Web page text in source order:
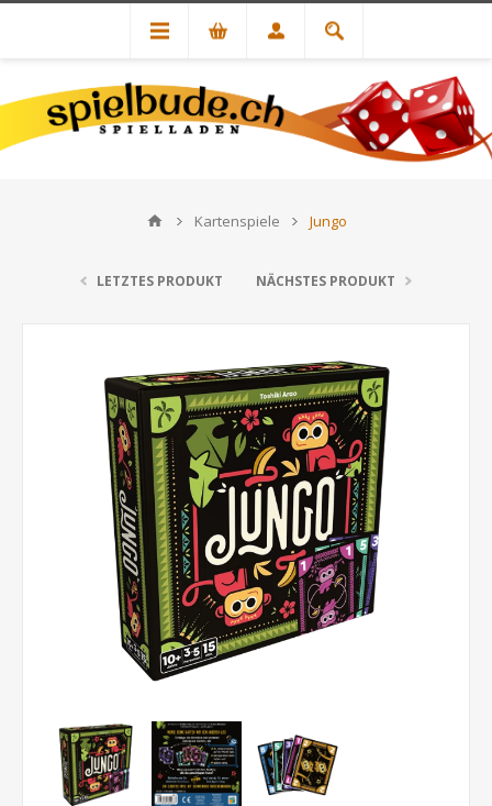
Kartenspiele Jungo
LETZTES PRODUKT NÄCHSTES PRODUKT